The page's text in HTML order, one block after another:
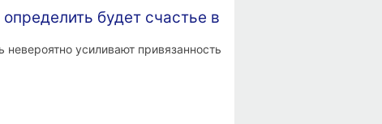
будет счастье в
усиливают привязанность